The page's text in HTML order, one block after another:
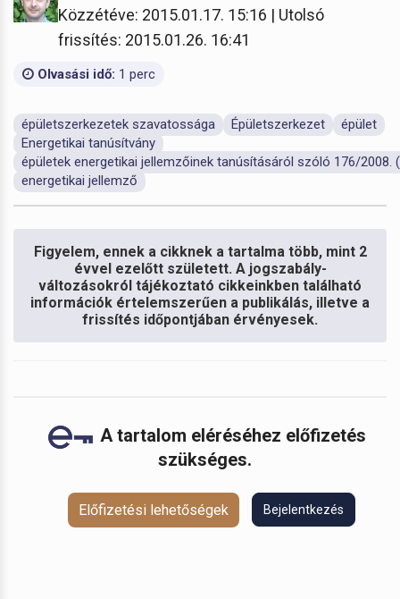
Közzétéve: 2015.01.17. 15:16 | Utolsó
frissítés: 2015.01.26. 16:41
Olvasási idő: 1 perc
épületszerkezetek szavatossága Épületszerkezet
épület
Energetikai tanúsítvány
épületek energetikai jellemzőinek tanúsításáról szóló 176/2008.
energetikai jellemző
Figyelem, ennek a cikknek a tartalma több, mint 2
évvel ezelőtt született. A jogszabály-
változásokról tájékoztató cikkeinkben található
információk értelemszerűen a publikálás, illetve a
frissítés időpontjában érvényesek.
A tartalom eléréséhez előfizetés
szükséges.
Előfizetési lehetőségek Bejelentkezés